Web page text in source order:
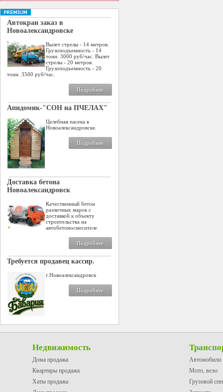
Автокран заказ в
Новоалександровске
Вылет стрелы - 14 метров.
Грузоподъемность - 14
тонн. 3000 руб/час. Вылет
стрелы - 20 метров.
Грузоподъемность - 20
тонн. 3500 руб/час.
Подробнее
Апидомик-"СОН на ПЧЕЛАХ"
Целебная пасека в
Новоалександровске.
Подробнее
Доставка бетона
Новоалександровск
Качественный бетон
различных марок с
доставкой к объекту
строительства на
автобетоносмесителе.
Подробнее
Требуется продавец кассир.
г.Новоалександровск
Подробнее
Недвижимость
Дома продажа
Квартиры продажа
Хаты продажа
Автомобили
Мото, вело
Грузовой